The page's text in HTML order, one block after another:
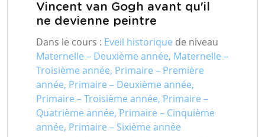
Vincent van Gogh avant qu'il
ne devienne peintre
Dans le cours : Eveil historique de niveau
Maternelle – Deuxième année, Maternelle –
Troisième année, Primaire – Première
année, Primaire – Deuxième année,
Primaire – Troisième année, Primaire –
Quatrième année, Primaire – Cinquième
année, Primaire – Sixième année